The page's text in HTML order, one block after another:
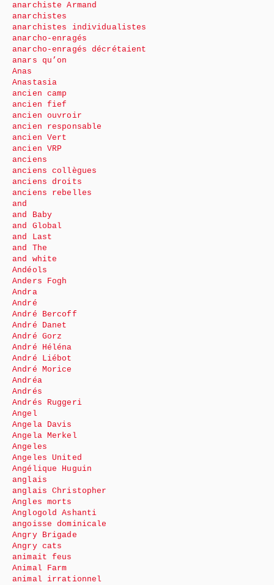
anarchiste Armand
anarchistes
anarchistes individualistes
anarcho-enragés
anarcho-enragés décrétaient
anars qu’on
Anas
Anastasia
ancien camp
ancien fief
ancien ouvroir
ancien responsable
ancien Vert
ancien VRP
anciens
anciens collègues
anciens droits
anciens rebelles
and
and Baby
and Global
and Last
and The
and white
Andéols
Anders Fogh
Andra
André
André Bercoff
André Danet
André Gorz
André Héléna
André Liébot
André Morice
Andréa
Andrés
Andrés Ruggeri
Angel
Angela Davis
Angela Merkel
Angeles
Angeles United
Angélique Huguin
anglais
anglais Christopher
Angles morts
Anglogold Ashanti
angoisse dominicale
Angry Brigade
Angry cats
animait feus
Animal Farm
animal irrationnel